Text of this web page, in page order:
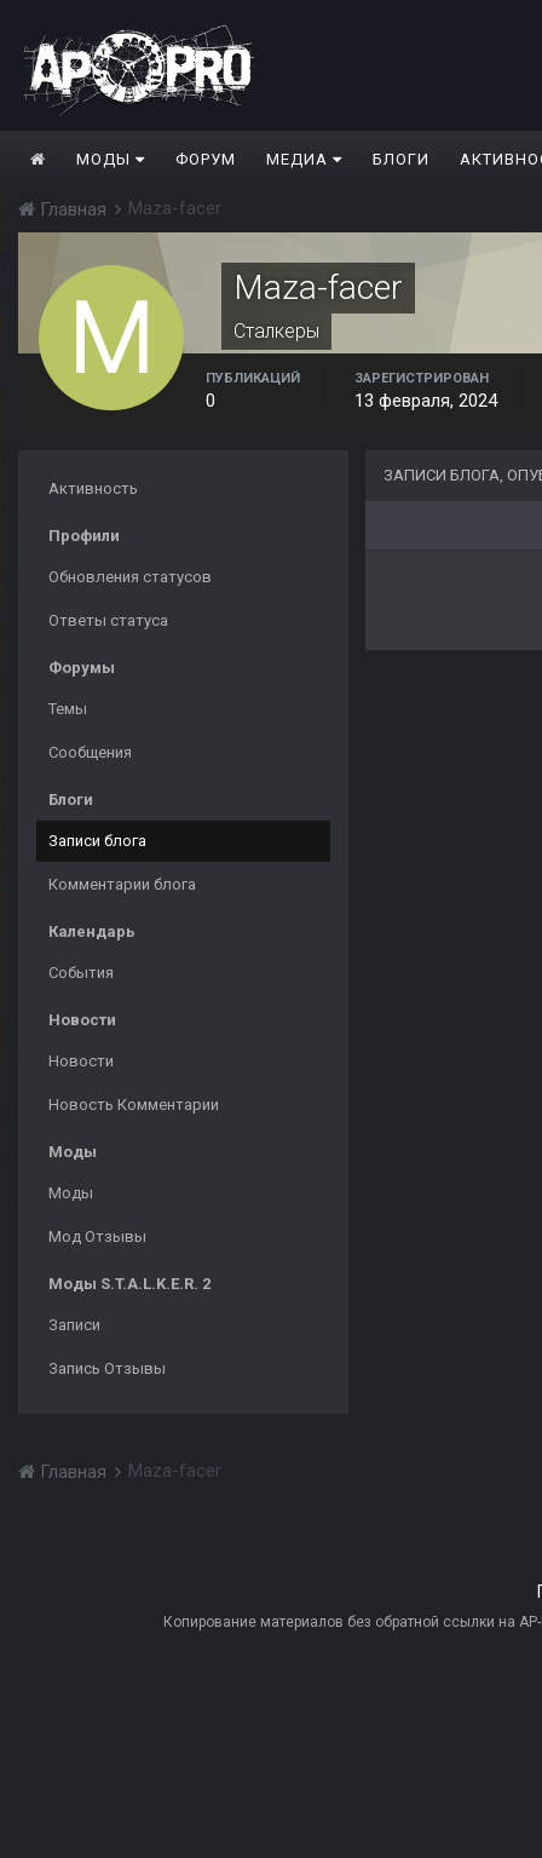
МОДЫ ФОРУМ МЕДИА БЛОГИ
Главная Maza-facer
Maza-facer
Сталкеры
ПУБЛИКАЦИЙ
0
ЗАРЕГИСТРИРОВАН
13 февраля, 2024
Активность
Профили
Обновления статусов
Ответы статуса
Форумы
Темы
Сообщения
Блоги
Записи блога
Комментарии блога
Календарь
События
Новости
Новости
Новость Комментарии
Моды
Моды
Мод Отзывы
Моды S.T.A.L.K.E.R. 2
Записи
Запись Отзывы
ЗАПИСИ БЛОГА,
Главная Maza-facer
Копирование материалов без обратной ссылки на